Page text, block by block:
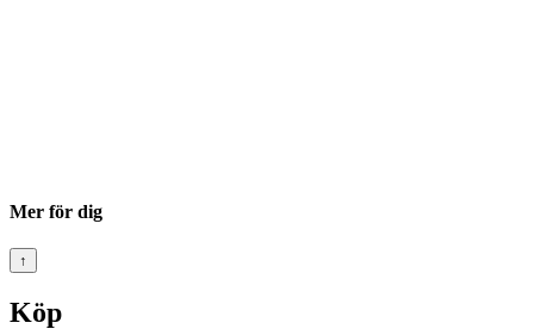
Mer för dig
↑
Köp